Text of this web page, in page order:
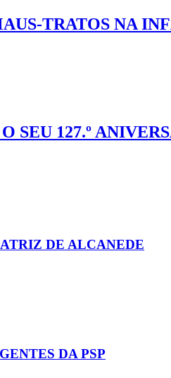
TRATOS NA
SEU 127.º
DE ALCANEDE
DA PSP